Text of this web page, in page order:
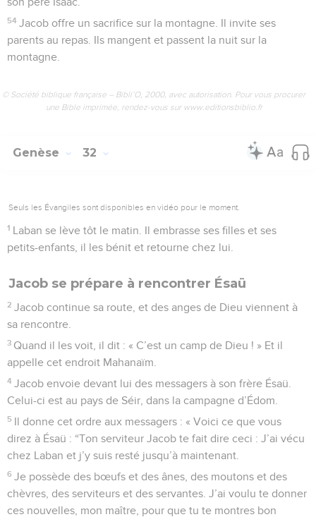
54 Jacob offre un sacrifice sur la montagne. Il invite ses
parents au repas. Ils mangent et passent la nuit sur la
montagne.
© Société biblique française – Bibli’O, 2000, avec autorisation. Pour vous procurer
une Bible imprimée, rendez-vous sur www.editionsbiblio.fr
Genèse 32
Seuls les Évangiles sont disponibles en vidéo pour le moment.
1 Laban se lève tôt le matin. Il embrasse ses filles et ses
petits-enfants, il les bénit et retourne chez lui.
Jacob se prépare à rencontrer Ésaü
2 Jacob continue sa route, et des anges de Dieu viennent à
sa rencontre.
3 Quand il les voit, il dit : « C’est un camp de Dieu ! » Et il
appelle cet endroit Mahanaïm.
4 Jacob envoie devant lui des messagers à son frère Ésaü.
Celui-ci est au pays de Séir, dans la campagne d’Édom.
5 Il donne cet ordre aux messagers : « Voici ce que vous
direz à Ésaü : “Ton serviteur Jacob te fait dire ceci : J’ai vécu
chez Laban et j’y suis resté jusqu’à maintenant.
6 Je possède des bœufs et des ânes, des moutons et des
chèvres, des serviteurs et des servantes. J’ai voulu te donner
ces nouvelles, mon maître, pour que tu te montres bon